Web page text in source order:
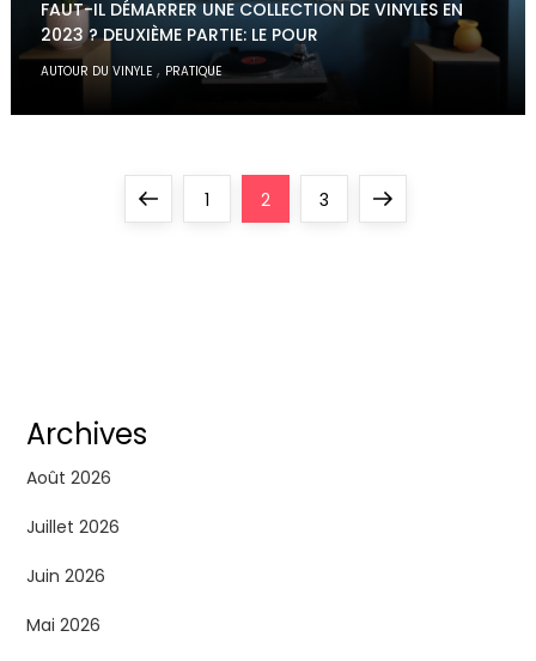
FAUT-IL DÉMARRER UNE COLLECTION DE VINYLES EN
2023 ? DEUXIÈME PARTIE: LE POUR
AUTOUR DU VINYLE , PRATIQUE
n
a
t
i
PreviousPage
1 Page
2 Page
3
Next
Archives
Août 2026
Juillet 2026
Juin 2026
Mai 2026